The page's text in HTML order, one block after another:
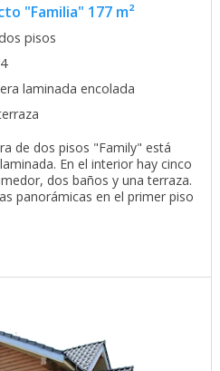
"Familia" 177 m²
pisos
laminada encolada
de dos pisos "Family" está
En el interior hay cinco
dos baños y una terraza.
panorámicas en el primer piso